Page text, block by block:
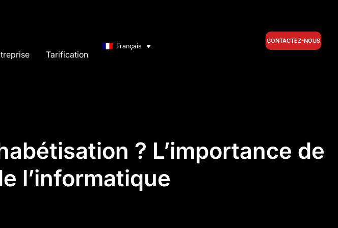
Tarification
Français
CONTACTEZ-NOUS
? L’importance de
l’informatique